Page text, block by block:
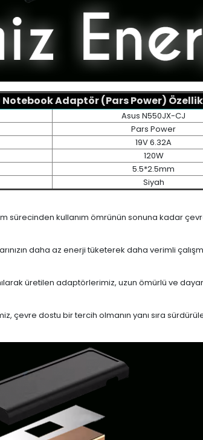
Notebook Adaptör (Pars Power)
Asus N550JX-CJ
Pars Power
19V 6.32A
120W
5.5*2.5mm
Siyah
sürecinden kullanım ömrünün sonuna kadar
daha az enerji tüketerek daha verimli
üretilen adaptörlerimiz, uzun ömürlü ve
dostu bir tercih olmanın yanı sıra